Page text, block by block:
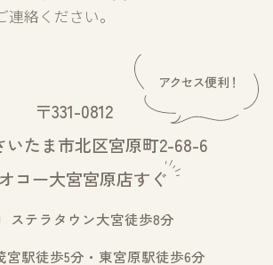
連絡ください。
〒331-0812
いたま市北区宮原町2-68-6
コー大宮宮原店すぐ
ステラタウン大宮徒歩8分
宮駅徒歩5分・東宮原駅徒歩6分